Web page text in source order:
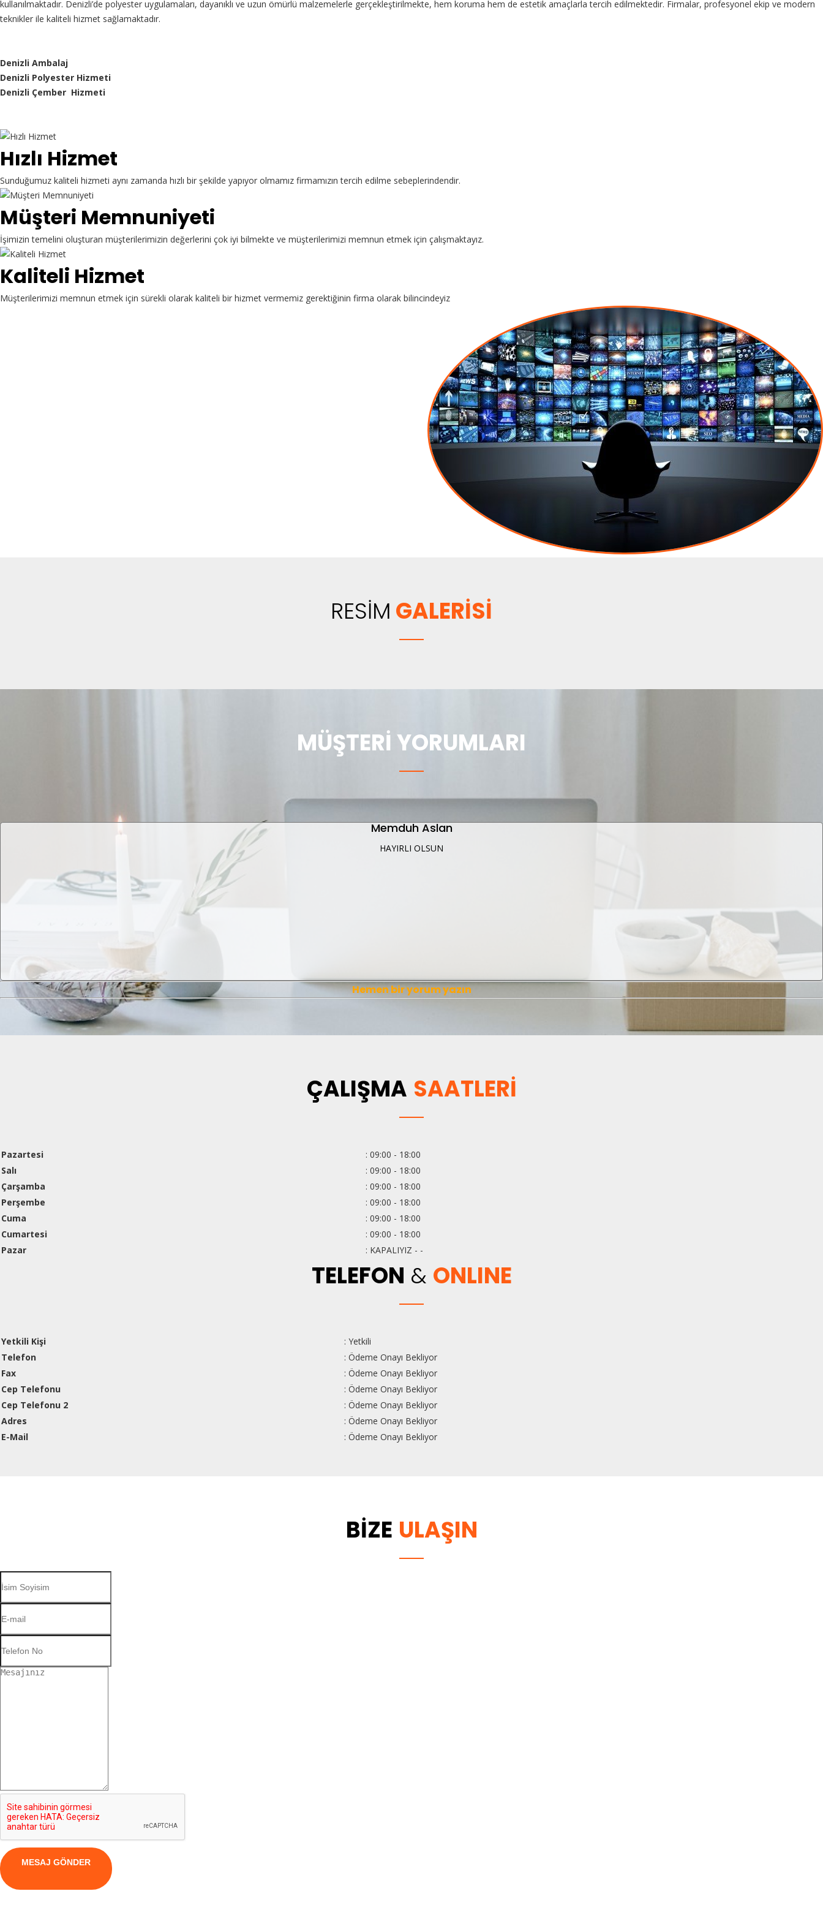
kullanılmaktadır. Denizli’de polyester uygulamaları, dayanıklı ve uzun ömürlü malzemelerle gerçekleştirilmekte, hem koruma hem de estetik amaçlarla tercih edilmektedir. Firmalar, profesyonel ekip ve modern
teknikler ile kaliteli hizmet sağlamaktadır.
Denizli Ambalaj
Denizli Polyester Hizmeti
Denizli Çember Hizmeti
Hızlı Hizmet
Sunduğumuz kaliteli hizmeti aynı zamanda hızlı bir şekilde yapıyor olmamız firmamızın tercih edilme sebeplerindendir.
Müşteri Memnuniyeti
İşimizin temelini oluşturan müşterilerimizin değerlerini çok iyi bilmekte ve müşterilerimizi memnun etmek için çalışmaktayız.
Kaliteli Hizmet
Müşterilerimizi memnun etmek için sürekli olarak kaliteli bir hizmet vermemiz gerektiğinin firma olarak bilincindeyiz
RESİM GALERİSİ
MÜŞTERİ YORUMLARI
Memduh Aslan
HAYIRLI OLSUN
Hemen bir yorum yazın
ÇALIŞMA SAATLERİ
Pazartesi
: 09:00 - 18:00
Salı
: 09:00 - 18:00
Çarşamba
: 09:00 - 18:00
Perşembe
: 09:00 - 18:00
Cuma
: 09:00 - 18:00
Cumartesi
: 09:00 - 18:00
Pazar
: KAPALIYIZ - -
TELEFON & ONLINE
Yetkili Kişi
: Yetkili
Telefon
: Ödeme Onayı Bekliyor
Fax
: Ödeme Onayı Bekliyor
Cep Telefonu
: Ödeme Onayı Bekliyor
Cep Telefonu 2
: Ödeme Onayı Bekliyor
Adres
: Ödeme Onayı Bekliyor
E-Mail
: Ödeme Onayı Bekliyor
BİZE ULAŞIN
MESAJ GÖNDER